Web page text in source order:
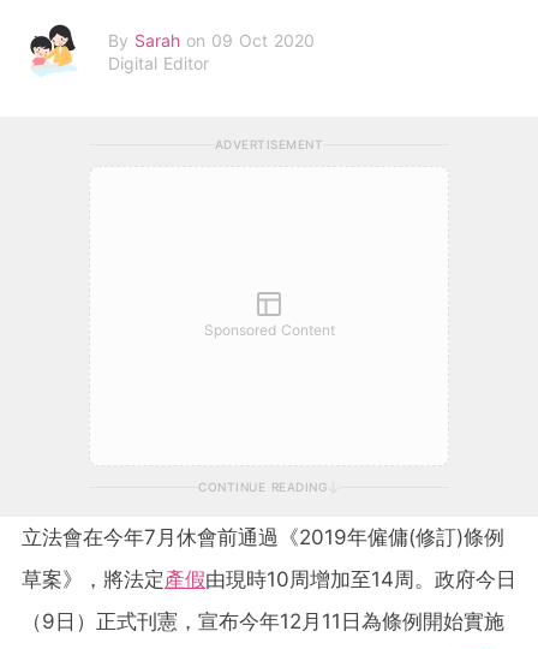
By Sarah on 09 Oct 2020
Digital Editor
ADVERTISEMENT
Sponsored Content
CONTINUE READING
立法會在今年7月休會前通過《2019年僱傭(修訂)條例
草案》，將法定產假由現時10周增加至14周。政府今日
（9日）正式刊憲，宣布今年12月11日為條例開始實施